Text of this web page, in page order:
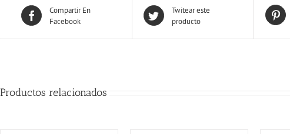
Compartir En
Facebook
Twitear este
producto
Productos relacionados